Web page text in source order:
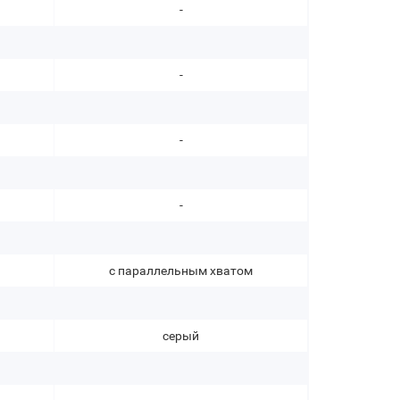
-
-
-
-
с параллельным хватом
серый